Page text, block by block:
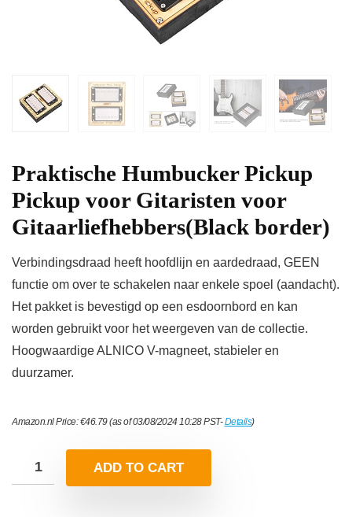
Praktische Humbucker Pickup
Pickup voor Gitaristen voor
Gitaarliefhebbers(Black border)
Verbindingsdraad heeft hoofdlijn en aardedraad, GEEN
functie om over te schakelen naar enkele spoel (aandacht).
Het pakket is bevestigd op een esdoornbord en kan
worden gebruikt voor het weergeven van de collectie.
Hoogwaardige ALNICO V-magneet, stabieler en
duurzamer.
Amazon.nl Price:€46.79(as of 03/08/2024 10:28 PST-Details)
ADD TO CART